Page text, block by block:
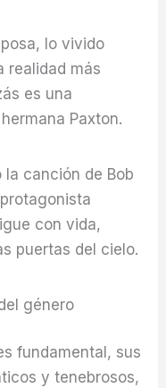
lo vivido
realidad más
es una
Paxton.
canción de Bob
con vida,
puertas del cielo.
género
fundamental, sus
y tenebrosos,